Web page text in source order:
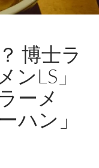
博士ラ
ンLS」
ーメ
ハン」